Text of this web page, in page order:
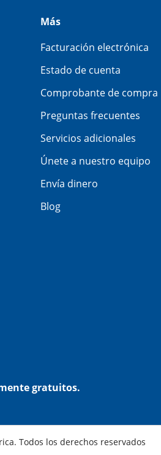
Más
Facturación electrónica
Estado de cuenta
Comprobante de compra
Preguntas frecuentes
Servicios adicionales
Únete a nuestro equipo
Envía dinero
Blog
gratuitos.
Todos los derechos reservados